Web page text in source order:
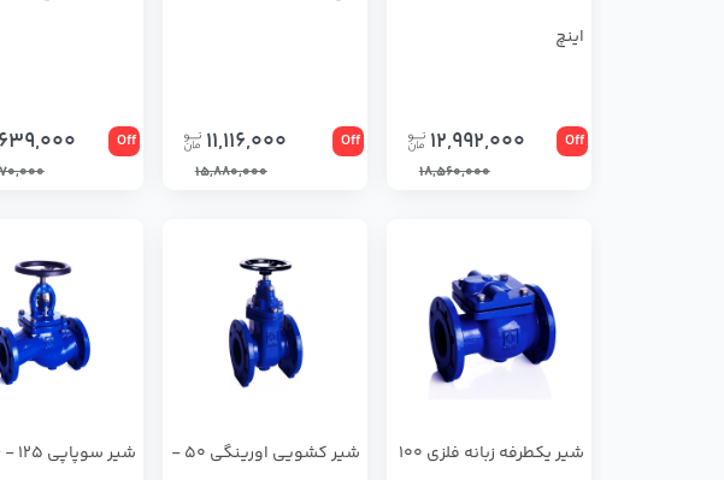
اینچ
Off
12,992,000
18,560,000
Off
11,116,000
15,880,000
Off
شیر یکطرفه زبانه فلزی 100
شير كشويي اورينگي 50 -